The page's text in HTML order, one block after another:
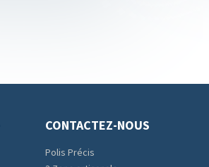
CONTACTEZ-NOUS
Polis Précis